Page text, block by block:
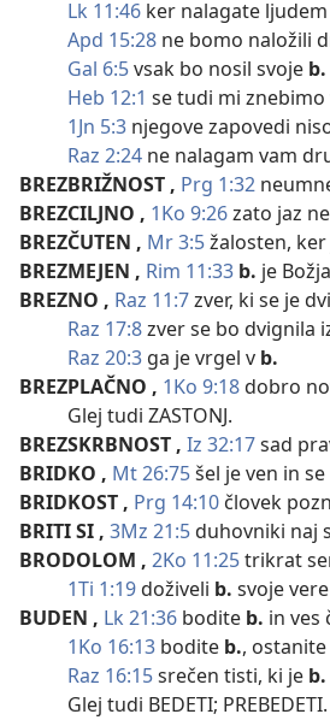
Lk 11:46 ker nalagate ljudem
Apd 15:28 ne bomo naložili
Gal 6:5vsak bo nosil svoje b.
Heb 12:1 se tudi mi znebimo
1Jn 5:3 njegove zapovedi
Raz 2:24 ne nalagam vam
BREZBRIŽNOST , Prg 1:32
BREZCILJNO , 1Ko 9:26zato jaz
BREZČUTEN , Mr 3:5žalosten,
BREZMEJEN , Rim 11:33 b. je
BREZNO , Raz 11:7zver, ki se je
Raz 17:8zver se bo dvignila
Raz 20:3 ga je vrgel v b.
BREZPLAČNO , 1Ko 9:18dobro
Glej tudi ZASTONJ.
BREZSKRBNOST , Iz 32:17sad
BRIDKO , Mt 26:75šel je ven in se
BRIDKOST , Prg 14:10 človek
BRITI SI , 3Mz 21:5duhovniki naj
BRODOLOM , 2Ko 11:25trikrat
1Ti 1:19doživeli b. svoje vere
BUDEN , Lk 21:36 bodite b. in ves
1Ko 16:13 bodite b.,
Raz 16:15srečen tisti, ki je b.
Glej tudi BEDETI; PREBEDETI.